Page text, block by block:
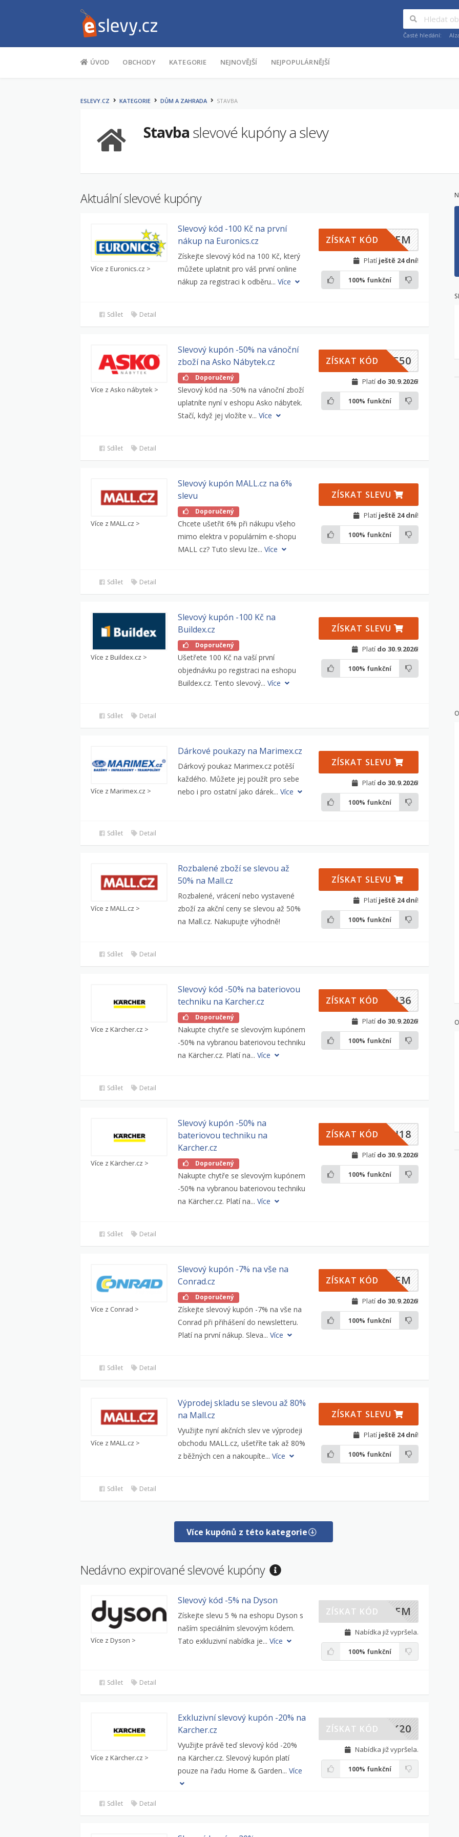
Časté hledání:
ÚVOD OBCHODY KATEGORIE NEJNOVĚJŠÍ NEJPOPULÁRNĚJŠÍ
ESLEVY.CZ KATEGORIE DŮM A ZAHRADA STAVBA
Stavba slevové kupóny a slevy
Aktuální slevové kupóny
Více z Euronics.cz >
Slevový kód -100 Kč na první
nákup na Euronics.cz
Získejte slevový kód na 100 Kč, který
můžete uplatnit pro váš první online
nákup za registraci k odběru... Více
ILEM
ZÍSKAT KÓD
Platí ještě 24 dní!
100% funkční
Sdílet Detail
Více z Asko nábytek >
Slevový kupón -50% na vánoční
zboží na Asko Nábytek.cz
Doporučený
Slevový kód na -50% na vánoční zboží
uplatníte nyní v eshopu Asko nábytek.
Stačí, když jej vložíte v... Více
CE50
ZÍSKAT KÓD
Platí do 30.9.2026!
100% funkční
Sdílet Detail
Více z MALL.cz >
Slevový kupón MALL.cz na 6%
slevu
Doporučený
Chcete ušetřit 6% při nákupu všeho
mimo elektra v populárním e-shopu
MALL cz? Tuto slevu lze... Více
ZÍSKAT SLEVU
Platí ještě 24 dní!
100% funkční
Sdílet Detail
Více z Buildex.cz >
Slevový kupón -100 Kč na
Buildex.cz
Doporučený
Ušetřete 100 Kč na vaší první
objednávku po registraci na eshopu
Buildex.cz. Tento slevový... Více
ZÍSKAT SLEVU
Platí do 30.9.2026!
100% funkční
Sdílet Detail
Více z Marimex.cz >
Dárkové poukazy na Marimex.cz
Dárkový poukaz Marimex.cz potěší
každého. Můžete jej použít pro sebe
nebo i pro ostatní jako dárek... Více
ZÍSKAT SLEVU
Platí do 30.9.2026!
100% funkční
Sdílet Detail
Více z MALL.cz >
Rozbalené zboží se slevou až
50% na Mall.cz
Rozbalené, vrácení nebo vystavené
zboží za akční ceny se slevou až 50%
na Mall.cz. Nakupujte výhodně!
ZÍSKAT SLEVU
Platí ještě 24 dní!
100% funkční
Sdílet Detail
Více z Kärcher.cz >
Slevový kód -50% na bateriovou
techniku na Karcher.cz
Doporučený
Nakupte chytře se slevovým kupónem
-50% na vybranou bateriovou techniku
na Kärcher.cz. Platí na... Více
NU36
ZÍSKAT KÓD
Platí do 30.9.2026!
100% funkční
Sdílet Detail
Více z Kärcher.cz >
Slevový kupón -50% na
bateriovou techniku na
Karcher.cz
Doporučený
Nakupte chytře se slevovým kupónem
-50% na vybranou bateriovou techniku
na Kärcher.cz. Platí na... Více
NU18
ZÍSKAT KÓD
Platí do 30.9.2026!
100% funkční
Sdílet Detail
Více z Conrad >
Slevový kupón -7% na vše na
Conrad.cz
Doporučený
Získejte slevový kupón -7% na vše na
Conrad při přihášení do newsletteru.
Platí na první nákup. Sleva... Více
ILEM
ZÍSKAT KÓD
Platí do 30.9.2026!
100% funkční
Sdílet Detail
Více z MALL.cz >
Výprodej skladu se slevou až 80%
na Mall.cz
Využijte nyní akčních slev ve výprodeji
obchodu MALL.cz, ušetříte tak až 80%
z běžných cen a nakoupíte... Více
ZÍSKAT SLEVU
Platí ještě 24 dní!
100% funkční
Sdílet Detail
Více kupónů z této kategorie
Nedávno expirované slevové kupóny
Více z Dyson >
Slevový kód -5% na Dyson
Získejte slevu 5 % na eshopu Dyson s
naším speciálním slevovým kódem.
Tato exkluzivní nabídka je... Více
ILEM
ZÍSKAT KÓD
Nabídka již vypršela.
100% funkční
Sdílet Detail
Více z Kärcher.cz >
Exkluzivní slevový kupón -20% na
Karcher.cz
Využijte právě teď slevový kód -20%
na Kärcher.cz. Slevový kupón platí
pouze na řadu Home & Garden... Více
YK20
ZÍSKAT KÓD
Nabídka již vypršela.
100% funkční
Sdílet Detail